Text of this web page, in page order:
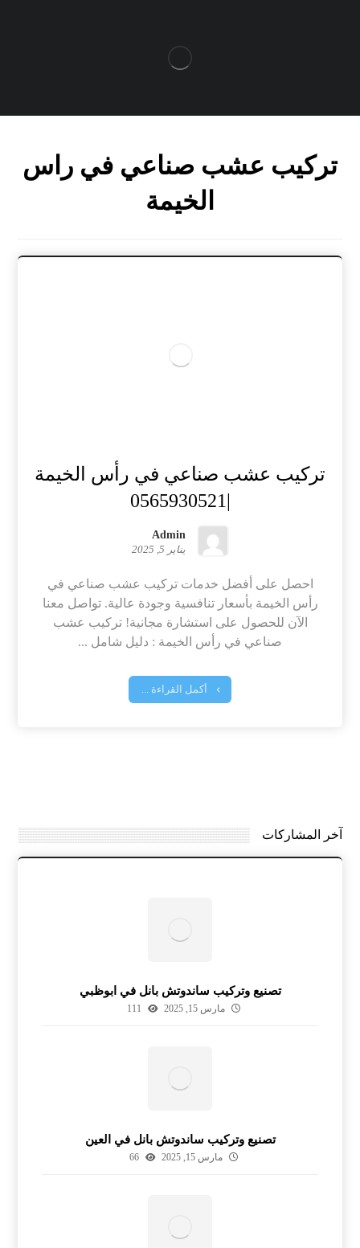
تركيب عشب صناعي في راس
الخيمة
تركيب عشب صناعي في رأس الخيمة
Admin
يناير 5, 2025
احصل على أفضل خدمات تركيب عشب صناعي في
رأس الخيمة بأسعار تنافسية وجودة عالية. تواصل معنا
الآن للحصول على استشارة مجانية! تركيب عشب
صناعي في رأس الخيمة : دليل شامل ...
أكمل القراءة ...
آخر المشاركات
تصنيع وتركيب ساندوتش بانل في ابوظبي
مارس 15, 2025 111
تصنيع وتركيب ساندوتش بانل في العين
مارس 15, 2025 66